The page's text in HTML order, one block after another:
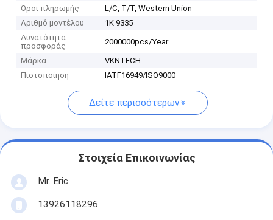
Όροι πληρωμής
L/C, T/T, Western Union
Αριθμό μοντέλου
1K 9335
Δυνατότητα
προσφοράς
2000000pcs/Year
Μάρκα
VKNTECH
Πιστοποίηση
IATF16949/ISO9000
Δείτε περισσότερων
Στοιχεία Επικοινωνίας
Mr. Eric
13926118296